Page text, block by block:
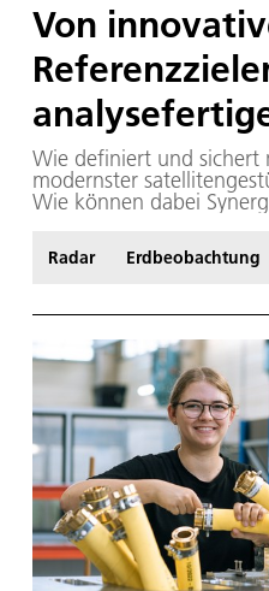
Von
Wie definiert und sichert
modernster
Wie können dabei
Radarmissionen genutzt
die Vergleichbarkeit
internationalen
so aufbereitet werden,
Radarexperten genutzt
Radar Erdbeobachtung